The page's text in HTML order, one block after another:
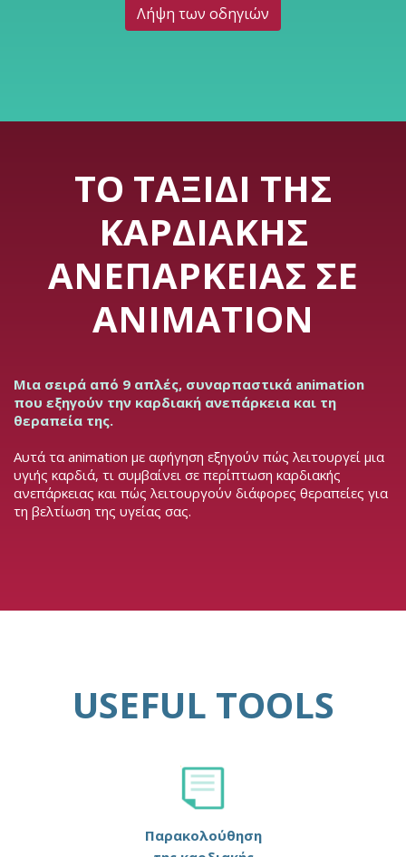
Λήψη των οδηγιών
ΤΟ ΤΑΞΊΔΙ ΤΗΣ
ΚΑΡΔΙΑΚΉΣ
ΑΝΕΠΆΡΚΕΙΑΣ ΣΕ
ANIMATION
Μια σειρά από 9 απλές, συναρπαστικά animation
που εξηγούν την καρδιακή ανεπάρκεια και τη
θεραπεία της.
Αυτά τα animation με αφήγηση εξηγούν πώς λειτουργεί μια
υγιής καρδιά, τι συμβαίνει σε περίπτωση καρδιακής
ανεπάρκειας και πώς λειτουργούν διάφορες θεραπείες για
τη βελτίωση της υγείας σας.
USEFUL TOOLS
Παρακολούθηση